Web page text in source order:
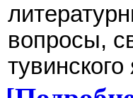
вопросы,